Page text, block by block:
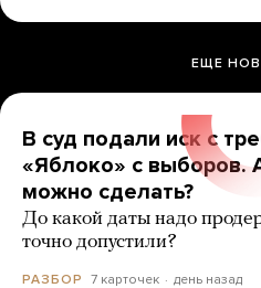
ЕЩЕ
В суд подали иск с
«Яблоко» с выборов.
можно сделать?
До какой даты надо
точно допустили?
РАЗБОР 7 карточек день назад